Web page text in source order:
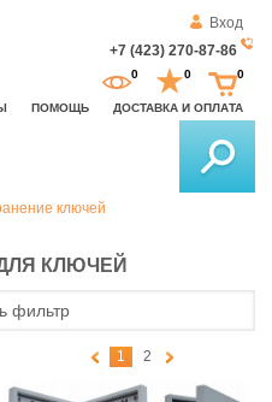
Вход
+7 (423) 270-87-86
ПОМОЩЬ ДОСТАВКА И ОПЛАТА
0 0 0
ключей
КЛЮЧЕЙ
фильтр
1 2